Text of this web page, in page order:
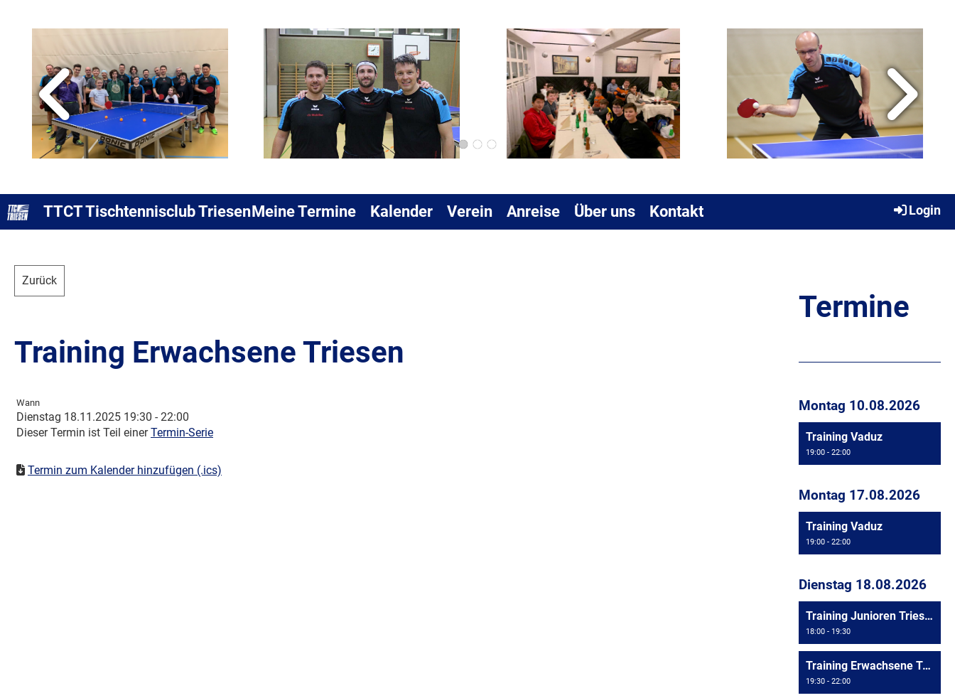
TTCT Tischtennisclub Triesen Meine Termine Kalender Verein Anreise Über uns Kontakt Login
Zurück
Training Erwachsene Triesen
Wann
Dienstag 18.11.2025 19:30 - 22:00
Dieser Termin ist Teil einerTermin-Serie
Termin zum Kalender hinzufügen (.ics)
Termine
Montag 10.08.2026
Training Vaduz
19:00 - 22:00
Montag 17.08.2026
Training Vaduz
19:00 - 22:00
Dienstag 18.08.2026
Training Junioren Triesen
18:00 - 19:30
Training Erwachsene Triesen
19:30 - 22:00